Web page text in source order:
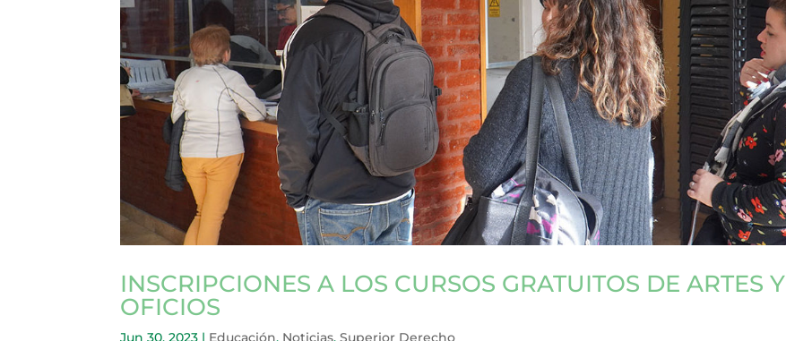
INSCRIPCIONES A LOS CURSOS GRATUITOS DE ARTES Y
OFICIOS
Jun 30, 2023 | Educación, Noticias,Superior Derecho